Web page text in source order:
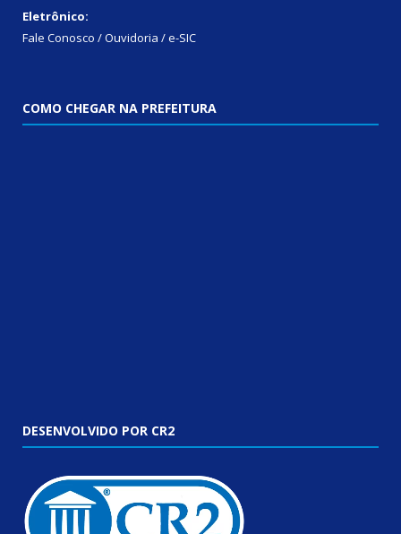
Eletrônico:
Fale Conosco / Ouvidoria / e-SIC
COMO CHEGAR NA PREFEITURA
DESENVOLVIDO POR CR2